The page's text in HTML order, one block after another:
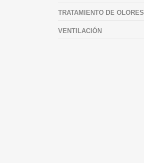
TRATAMIENTO DE OLORES
VENTILACIÓN